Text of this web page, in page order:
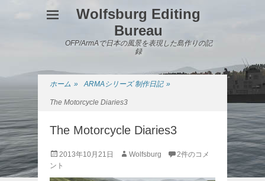
Wolfsburg Editing
Bureau
OFP/ArmAで日本の風景を表現した島作りの記
録
ホーム » ARMAシリーズ 制作日記 »
The Motorcycle Diaries3
The Motorcycle Diaries3
投
稿
日
2013年10月21日
投
者
Wolfsburg
2件のコメ
ント